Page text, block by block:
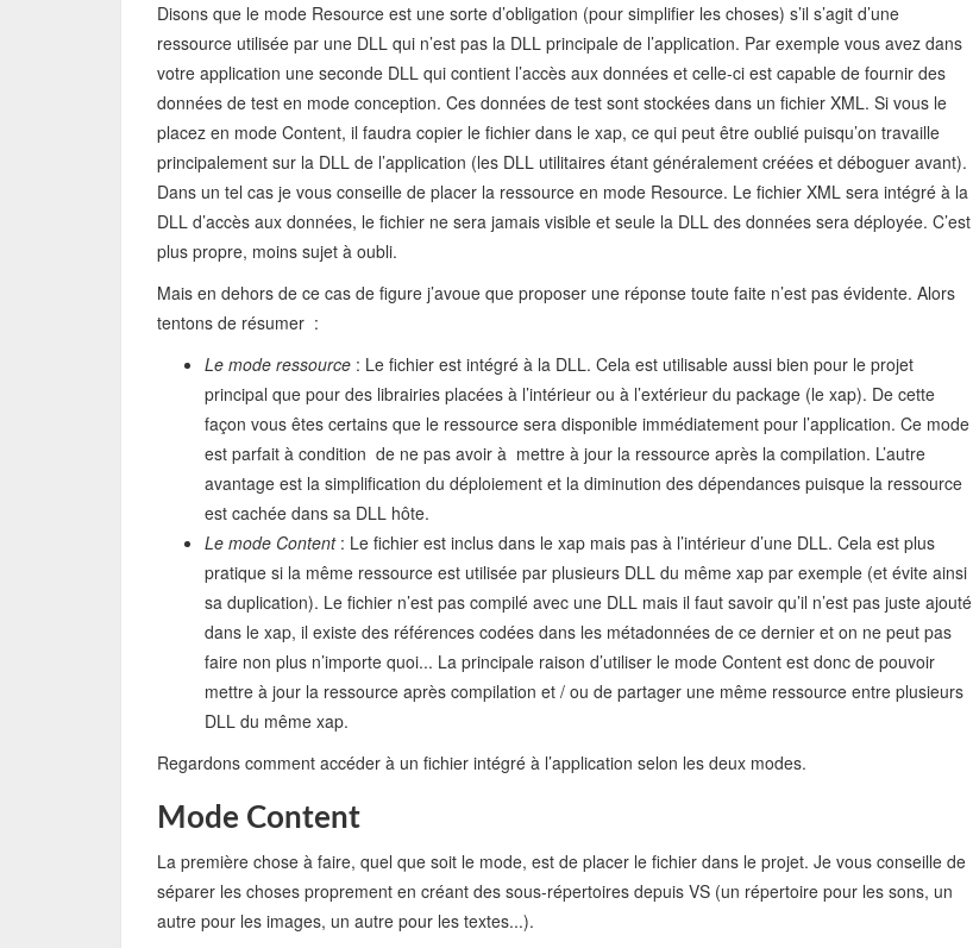
Disons que le mode Resource est une sorte d’obligation (pour simplifier les choses) s’il s’agit d’une
ressource utilisée par une DLL qui n’est pas la DLL principale de l’application. Par exemple vous avez dans
votre application une seconde DLL qui contient l’accès aux données et celle-ci est capable de fournir des
données de test en mode conception. Ces données de test sont stockées dans un fichier XML. Si vous le
placez en mode Content, il faudra copier le fichier dans le xap, ce qui peut être oublié puisqu’on travaille
principalement sur la DLL de l’application (les DLL utilitaires étant généralement créées et déboguer avant).
Dans un tel cas je vous conseille de placer la ressource en mode Resource. Le fichier XML sera intégré à la
DLL d’accès aux données, le fichier ne sera jamais visible et seule la DLL des données sera déployée. C’est
plus propre, moins sujet à oubli.
Mais en dehors de ce cas de figure j’avoue que proposer une réponse toute faite n’est pas évidente. Alors
tentons de résumer :
Le mode ressource : Le fichier est intégré à la DLL. Cela est utilisable aussi bien pour le projet
principal que pour des librairies placées à l’intérieur ou à l’extérieur du package (le xap). De cette
façon vous êtes certains que le ressource sera disponible immédiatement pour l’application. Ce mode
est parfait à condition de ne pas avoir à mettre à jour la ressource après la compilation. L’autre
avantage est la simplification du déploiement et la diminution des dépendances puisque la ressource
est cachée dans sa DLL hôte.
Le mode Content: Le fichier est inclus dans le xap mais pas à l’intérieur d’une DLL. Cela est plus
pratique si la même ressource est utilisée par plusieurs DLL du même xap par exemple (et évite ainsi
sa duplication). Le fichier n’est pas compilé avec une DLL mais il faut savoir qu’il n’est pas juste ajouté
dans le xap, il existe des références codées dans les métadonnées de ce dernier et on ne peut pas
faire non plus n’importe quoi... La principale raison d’utiliser le mode Content est donc de pouvoir
mettre à jour la ressource après compilation et / ou de partager une même ressource entre plusieurs
DLL du même xap.
Regardons comment accéder à un fichier intégré à l’application selon les deux modes.
Mode Content
La première chose à faire, quel que soit le mode, est de placer le fichier dans le projet. Je vous conseille de
séparer les choses proprement en créant des sous-répertoires depuis VS (un répertoire pour les sons, un
autre pour les images, un autre pour les textes...).